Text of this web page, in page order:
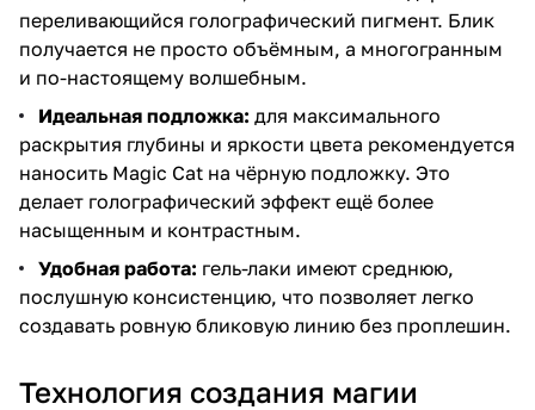
переливающийся голографический пигмент. Блик
получается не просто объёмным, а многогранным
и по-настоящему волшебным.
Идеальная подложка: для максимального
раскрытия глубины и яркости цвета рекомендуется
наносить Magic Cat на чёрную подложку. Это
делает голографический эффект ещё более
насыщенным и контрастным.
Удобная работа: гель-лаки имеют среднюю,
послушную консистенцию, что позволяет легко
создавать ровную бликовую линию без проплешин.
Технология создания магии